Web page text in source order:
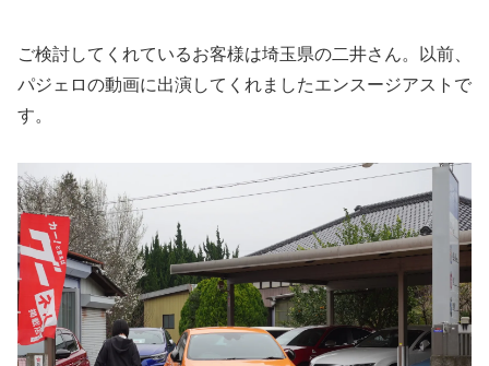
ご検討してくれているお客様は埼玉県の二井さん。以前、
パジェロの動画に出演してくれましたエンスージアストで
す。